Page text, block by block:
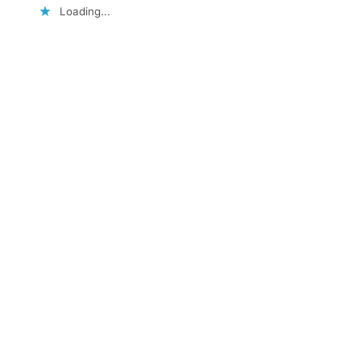
Loading...